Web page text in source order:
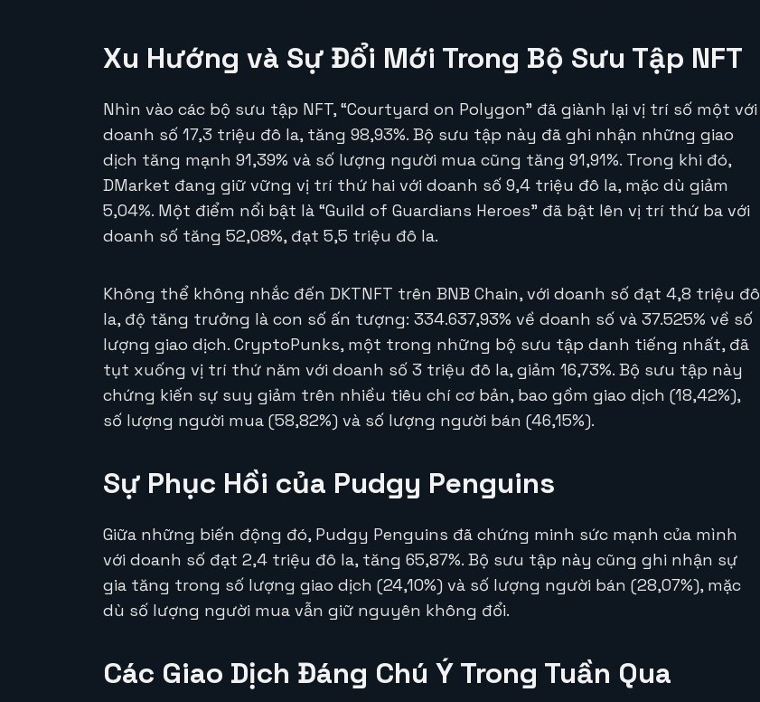
Xu Hướng và Sự Đổi Mới Trong Bộ Sưu Tập NFT
Nhìn vào các bộ sưu tập NFT, “Courtyard on Polygon” đã giành lại vị trí số một với
doanh số 17,3 triệu đô la, tăng 98,93%. Bộ sưu tập này đã ghi nhận những giao
dịch tăng mạnh 91,39% và số lượng người mua cũng tăng 91,91%. Trong khi đó,
DMarket đang giữ vững vị trí thứ hai với doanh số 9,4 triệu đô la, mặc dù giảm
5,04%. Một điểm nổi bật là “Guild of Guardians Heroes” đã bật lên vị trí thứ ba với
doanh số tăng 52,08%, đạt 5,5 triệu đô la.
Không thể không nhắc đến DKTNFT trên BNB Chain, với doanh số đạt 4,8 triệu đô
la, độ tăng trưởng là con số ấn tượng: 334.637,93% về doanh số và 37.525% về số
lượng giao dịch. CryptoPunks, một trong những bộ sưu tập danh tiếng nhất, đã
tụt xuống vị trí thứ năm với doanh số 3 triệu đô la, giảm 16,73%. Bộ sưu tập này
chứng kiến sự suy giảm trên nhiều tiêu chí cơ bản, bao gồm giao dịch (18,42%),
số lượng người mua (58,82%) và số lượng người bán (46,15%).
Sự Phục Hồi của Pudgy Penguins
Giữa những biến động đó, Pudgy Penguins đã chứng minh sức mạnh của mình
với doanh số đạt 2,4 triệu đô la, tăng 65,87%. Bộ sưu tập này cũng ghi nhận sự
gia tăng trong số lượng giao dịch (24,10%) và số lượng người bán (28,07%), mặc
dù số lượng người mua vẫn giữ nguyên không đổi.
Các Giao Dịch Đáng Chú Ý Trong Tuần Qua